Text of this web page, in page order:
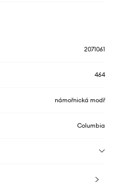
2071061
464
námořnická modř
Columbia